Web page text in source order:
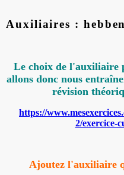
Auxiliaires :
Le choix de l'auxiliaire
allons donc nous
révision
https://
2/exercice-
Ajoutez l'auxiliaire